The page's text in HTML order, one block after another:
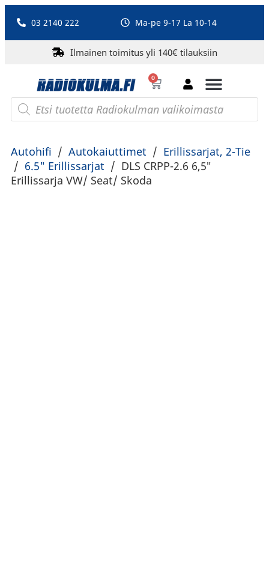
03 2140 222 Ma-pe 9-17 La 10-14
Ilmainen toimitus yli 140€ tilauksiin
0
Autohifi / Autokaiuttimet / Erillissarjat, 2-Tie
/ 6.5" Erillissarjat / DLS CRPP-2.6 6,5″
Erillissarja VW/ Seat/ Skoda